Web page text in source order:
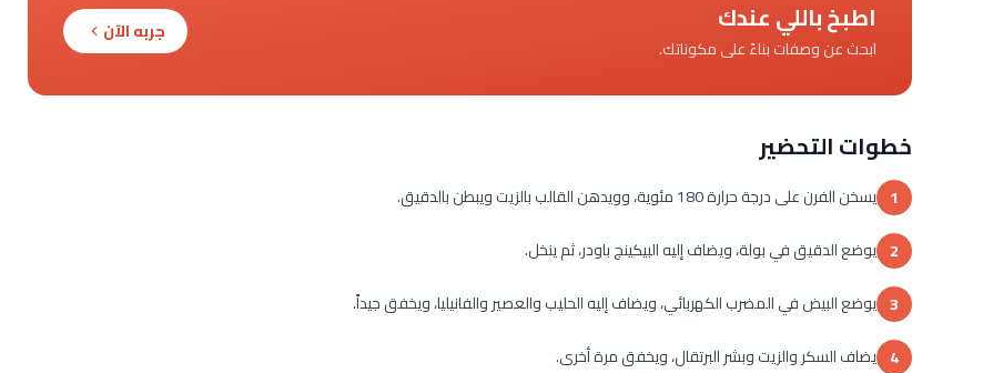
اطبخ باللي عندك
ابحث عن وصفات بناءً على مكوناتك.
جربه الآن
خطوات التحضير
1 يسخن الفرن على درجة حرارة 180 مئوية، وويدهن القالب بالزيت ويبطن بالدقيق.
2 يوضع الدقيق في بولة، ويضاف إليه البيكينج باودر، ثم ينخل.
3 يوضع البيض في المضرب الكهربائي، ويضاف إليه الحليب والعصير والفانيليا، ويخفق جيداً.
4 يضاف السكر والزيت وبشر البرتقال، ويخفق مرة أخرى.